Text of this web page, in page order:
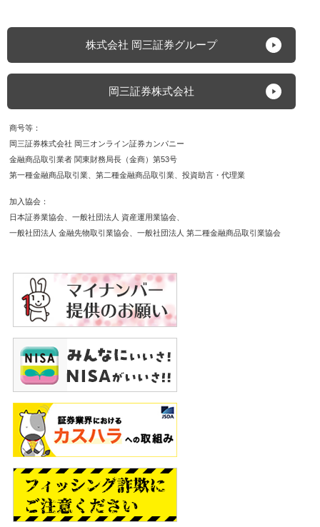
株式会社 岡三証券グループ
岡三証券株式会社
商号等
岡三証券株式会社 岡三オンライン証券カンパニー
金融商品取引業者 関東財務局長（金商）第53号
第一種金融商品取引業
第二種金融商品取引業 投資助言・代理業
加入協会
日本証券業協会
一般社団法人 資産運用業協会
一般社団法人 金融先物取引業協会
一般社団法人 第二種金融商品取引業協会